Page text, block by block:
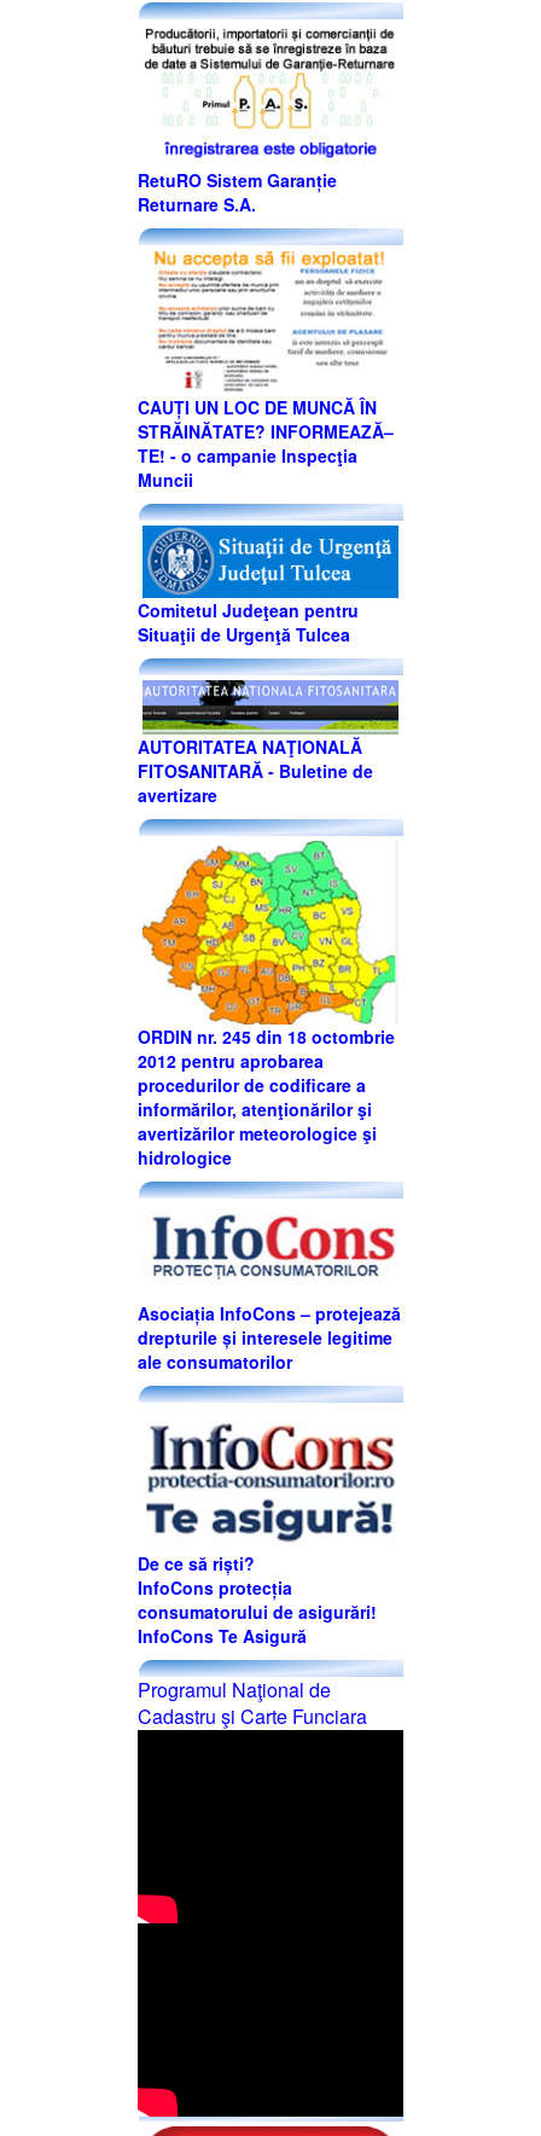
RetuRO Sistem Garanție
Returnare S.A.
CAUȚI UN LOC DE MUNCĂ ÎN
STRĂINĂTATE? INFORMEAZĂ–
TE! - o campanie Inspecţia
Muncii
Comitetul Judeţean pentru
Situaţii de Urgenţă Tulcea
AUTORITATEA NAŢIONALĂ
FITOSANITARĂ - Buletine de
avertizare
ORDIN nr. 245 din 18 octombrie
2012 pentru aprobarea
procedurilor de codificare a
informărilor, atenţionărilor şi
avertizărilor meteorologice şi
hidrologice
Asociația InfoCons – protejează
drepturile și interesele legitime
ale consumatorilor
De ce să riști?
InfoCons protecția
consumatorului de asigurări!
InfoCons Te Asigură
Programul Naţional de
Cadastru şi Carte Funciara